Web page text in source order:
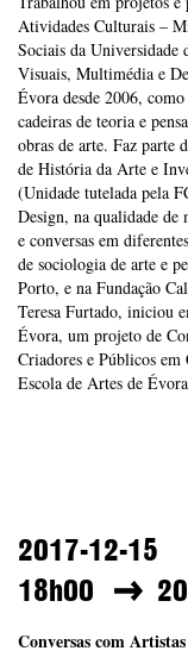
Atividades Culturais –
Sociais da Universidade
Visuais, Multimédia e
Évora desde 2006,
cadeiras de teoria e
obras de arte. Faz parte
de História da Arte e
(Unidade tutelada pela
Design, na qualidade de
e conversas em
de sociologia de arte e
Porto, e na Fundação
Teresa Furtado, iniciou
Évora, um projeto de
Criadores e Públicos em
Escola de Artes de
2017-12-15
18h00
Conversas com Artistas